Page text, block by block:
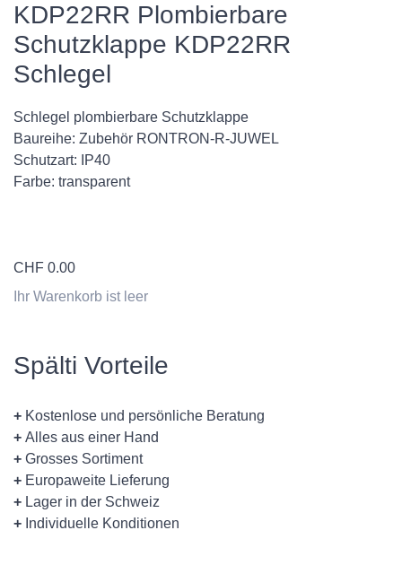
KDP22RR Plombierbare
Schutzklappe KDP22RR
Schlegel
Schlegel plombierbare Schutzklappe
Baureihe: Zubehör RONTRON-R-JUWEL
Schutzart: IP40
Farbe: transparent
CHF 0.00
Ihr Warenkorb ist leer
Spälti Vorteile
+ Kostenlose und persönliche Beratung
+ Alles aus einer Hand
+ Grosses Sortiment
+ Europaweite Lieferung
+ Lager in der Schweiz
+ Individuelle Konditionen